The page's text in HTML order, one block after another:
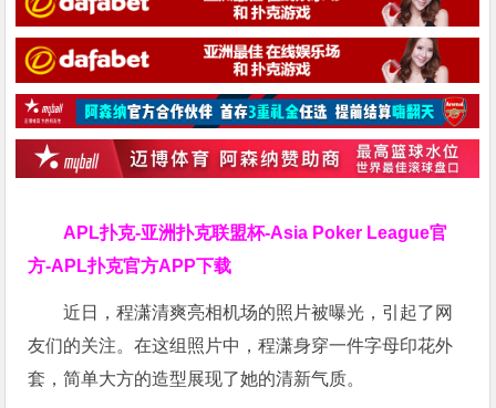
APL扑克-亚洲扑克联盟杯-Asia Poker League官
方-APL扑克官方APP下载
近日，程潇清爽亮相机场的照片被曝光，引起了网
友们的关注。在这组照片中，程潇身穿一件字母印花外
套，简单大方的造型展现了她的清新气质。